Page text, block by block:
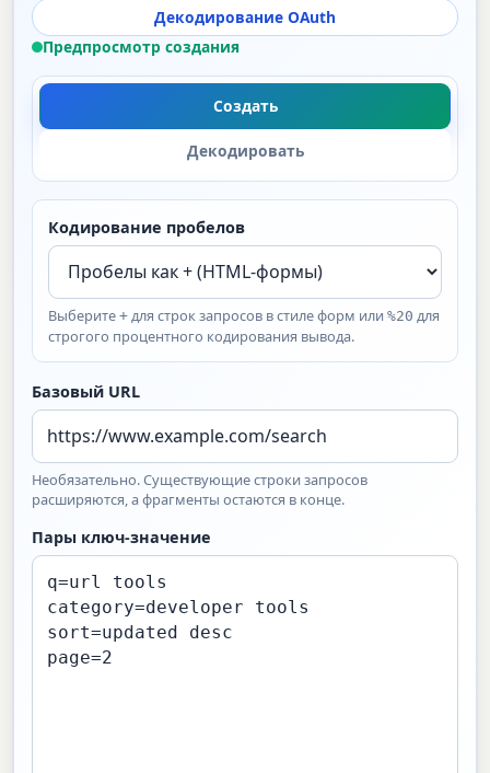
Декодирование OAuth
Предпросмотр создания
Создать
Декодировать
Кодирование пробелов
Выберите +для строк запросов в стиле форм или %20 для
строгого процентного кодирования вывода.
Базовый URL
Необязательно. Существующие строки запросов
расширяются, а фрагменты остаются в конце.
Пары ключ-значение